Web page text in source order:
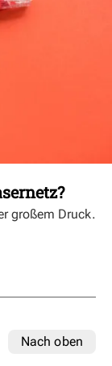
großem Druck.
Nach oben